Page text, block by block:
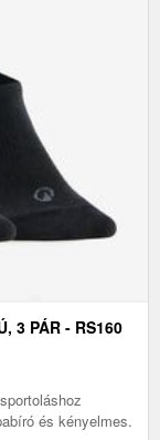
3 PÁR - RS160
és kényelmes.